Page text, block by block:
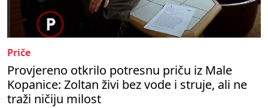
Priče
Provjereno otkrilo potresnu priču iz Male
Kopanice: Zoltan živi bez vode i struje, ali ne
traži ničiju milost